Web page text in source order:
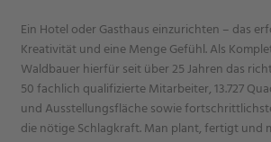
Ein Hotel oder Gasthaus einzurichten – das
Kreativität und eine Menge Gefühl. Als
Waldbauer hierfür seit über 25 Jahren das
50 fachlich qualifizierte Mitarbeiter, 13.727
und Ausstellungsfläche sowie
die nötige Schlagkraft. Man plant, fertigt und